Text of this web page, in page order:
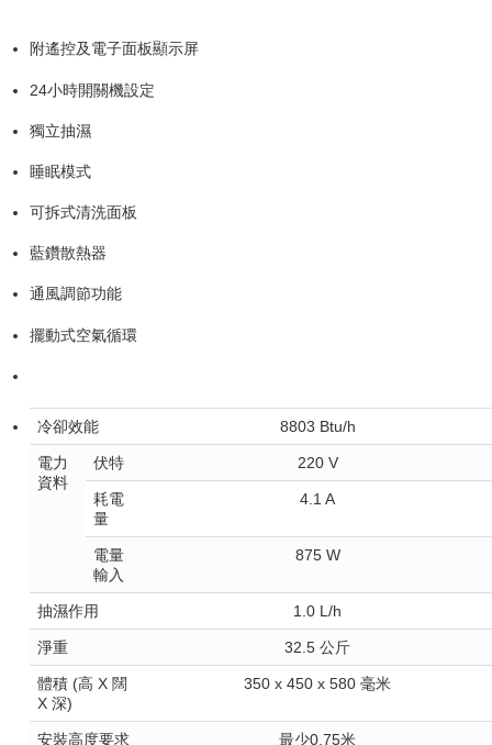
附遙控及電子面板顯示屏
24小時開關機設定
獨立抽濕
睡眠模式
可拆式清洗面板
藍鑽散熱器
通風調節功能
擺動式空氣循環
冷卻效能 8803 Btu/h
電力
資料
伏特 220 V
耗電
量
4.1 A
電量
輸入
875 W
抽濕作用 1.0 L/h
淨重 32.5 公斤
體積 (高 X 闊
X 深)
350 x 450 x 580 毫米
安裝高度要求 最少0.75米